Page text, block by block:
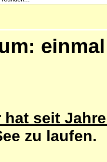
hat seit
zu laufen.